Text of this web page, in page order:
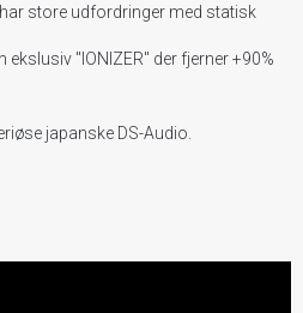
store udfordringer med statisk
ekslusiv "IONIZER" der fjerner +90%
japanske DS-Audio.